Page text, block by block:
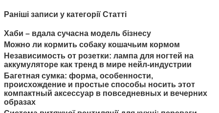
Раніші записи у категорії Статті
Хаби – вдала сучасна модель бізнесу
Можно ли кормить собаку кошачьим кормом
Независимость от розетки: лампа для ногтей на
аккумуляторе как тренд в мире нейл-индустрии
Багетная сумка: форма, особенности,
происхождение и простые способы носить этот
компактный аксессуар в повседневных и вечерних
образах